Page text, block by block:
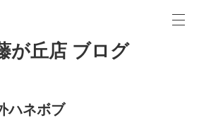
が丘店 ブログ
ハネボブ